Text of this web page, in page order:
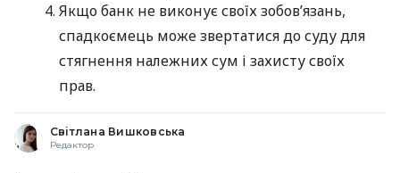
Якщо банк не виконує своїх зобов’язань,
спадкоємець може звертатися до суду для
стягнення належних сум і захисту своїх
прав.
Світлана Вишковська
Редактор